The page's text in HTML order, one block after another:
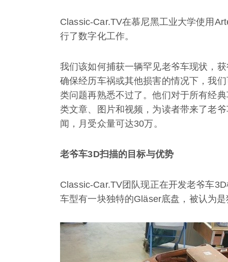
Classic-Car.TV在慕尼黑工业大学使用
行了数字化工作。
我们该如何捕获一辆罕见老爷车现状，
确保经历车祸或其他损害的情况下，我
类问题再熟悉不过了。他们对于所有经
类文章、图片和视频，为读者带来了老
闻，月受众量可达30万。
老爷车3D扫描的目标与优势
Classic-Car.TV团队现正在开发老爷车
车型有一块独特的Gläser底盘，被认为